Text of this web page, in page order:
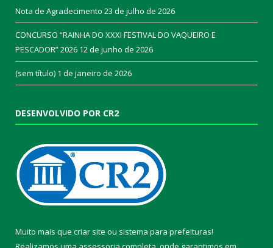
Nota de Agradecimento 23 de julho de 2026
CONCURSO “RAINHA DO XXXI FESTIVAL DO VAQUEIRO E
PESCADOR” 2026 12 de junho de 2026
(sem título) 1 de janeiro de 2026
DESENVOLVIDO POR CR2
Muito mais que criar site ou sistema para prefeituras!